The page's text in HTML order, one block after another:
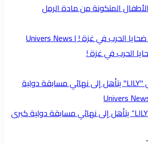
المتكونة من مادة الرمل
الحرب في غزة !
الفيلم التونسي ”LILY” يتأهل إلى نهائي مسابقة دولية كبرى